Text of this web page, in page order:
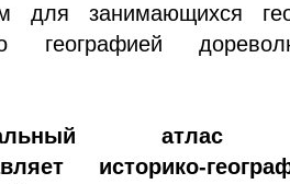
для занимающихся
географией
атлас
историко-